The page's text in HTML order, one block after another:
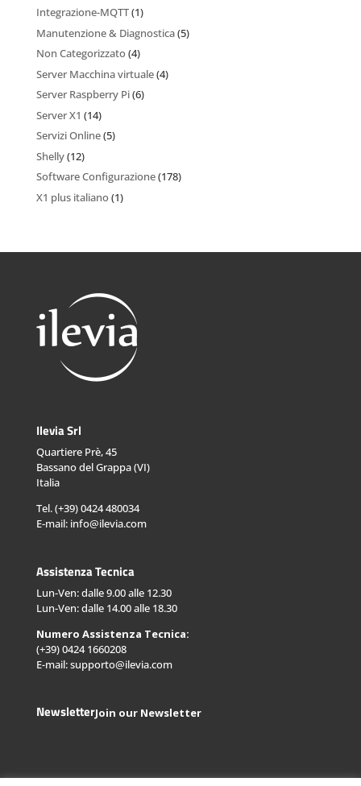
Integrazione-MQTT(1)
Manutenzione & Diagnostica(5)
Non Categorizzato(4)
Server Macchina virtuale(4)
Server Raspberry Pi(6)
Server X1 (14)
Servizi Online(5)
Shelly(12)
Software Configurazione(178)
X1 plus italiano(1)
Ilevia Srl
Quartiere Prè, 45
Bassano del Grappa (VI)
Italia
Tel. (+39) 0424 480034
E-mail: info@ilevia.com
Assistenza Tecnica
Lun-Ven: dalle 9.00 alle 12.30
Lun-Ven: dalle 14.00 alle 18.30
Numero Assistenza Tecnica:
(+39) 0424 1660208
E-mail: supporto@ilevia.com
NewsletterJoin our Newsletter